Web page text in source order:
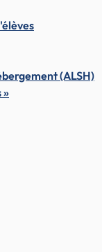
(ALSH)
»